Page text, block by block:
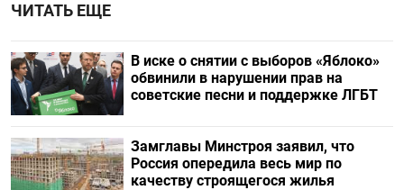
ЧИТАТЬ ЕЩЕ
В иске о снятии с выборов «Яблоко»
обвинили в нарушении прав на
советские песни и поддержке ЛГБТ
Замглавы Минстроя заявил, что
Россия опередила весь мир по
качеству строящегося жилья